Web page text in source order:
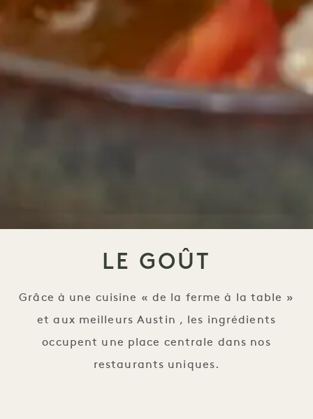
LE GOÛT
Grâce à une cuisine « de la ferme à la table »
et aux meilleurs Austin , les ingrédients
occupent une place centrale dans nos
restaurants uniques.